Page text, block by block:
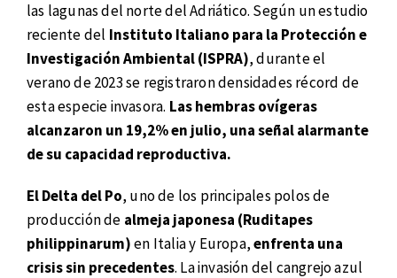
las lagunas del norte del Adriático. Según un estudio
reciente del Instituto Italiano para la Protección e
Investigación Ambiental (ISPRA), durante el
verano de 2023 se registraron densidades récord de
esta especie invasora. Las hembras ovígeras
alcanzaron un 19,2% en julio, una señal alarmante
de su capacidad reproductiva.
El Delta del Po, uno de los principales polos de
producción de almeja japonesa (Ruditapes
philippinarum)en Italia y Europa,enfrenta una
crisis sin precedentes. La invasión del cangrejo azul